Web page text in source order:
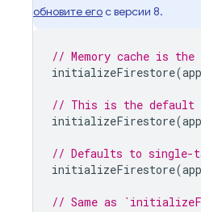
обновите егос версии 8.
// Memory cache is
initializeFirestore(app
// This is the default
initializeFirestore(app
// Defaults to single-
initializeFirestore(app
// Same as